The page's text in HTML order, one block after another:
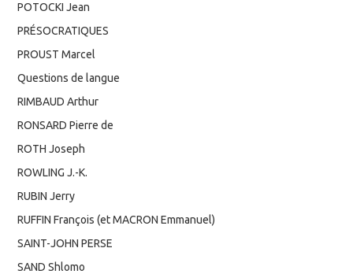
POTOCKI Jean
PRÉSOCRATIQUES
PROUST Marcel
Questions de langue
RIMBAUD Arthur
RONSARD Pierre de
ROTH Joseph
ROWLING J.-K.
RUBIN Jerry
RUFFIN François (et MACRON Emmanuel)
SAINT-JOHN PERSE
SAND Shlomo